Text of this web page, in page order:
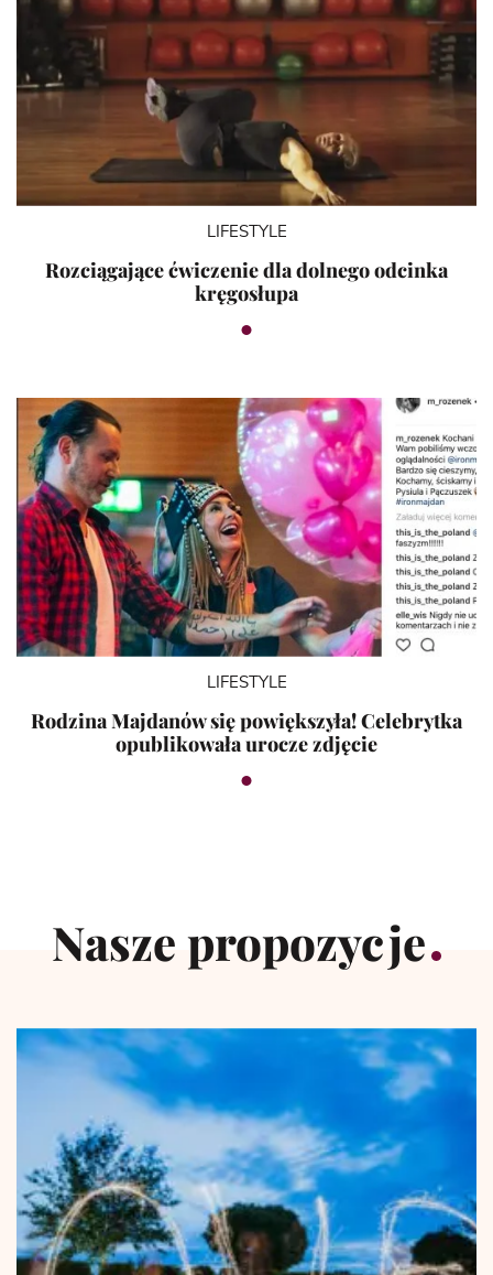
LIFESTYLE
Rozciągające ćwiczenie dla dolnego odcinka
kręgosłupa
LIFESTYLE
Rodzina Majdanów się powiększyła! Celebrytka
opublikowała urocze zdjęcie
Nasze propozycje